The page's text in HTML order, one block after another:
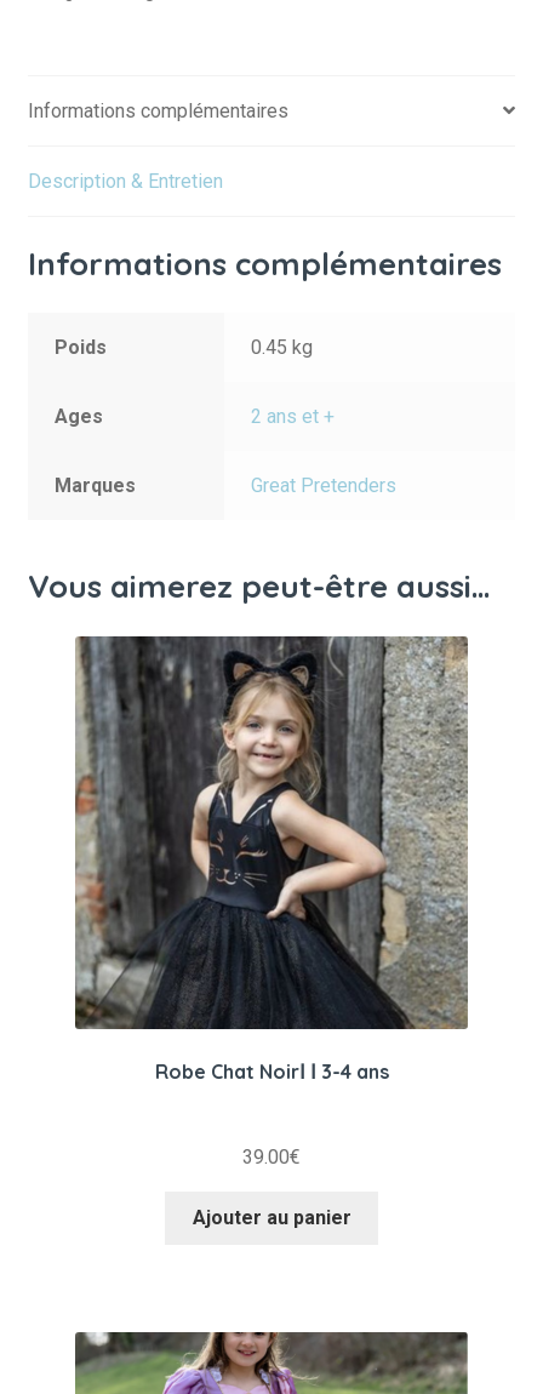
4
Informations complémentaires
Description & Entretien
Informations complémentaires
Poids 0.45 kg
Ages 2 ans et +
Marques Great Pretenders
Vous aimerez peut-être aussi…
Robe Chat NoirⅠ Ⅰ 3-4 ans
39.00€
Ajouter au panier